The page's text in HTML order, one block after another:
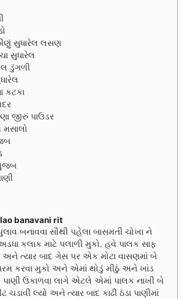
સુધારેલ લસણ
સુધારેલ
ડુંગળી
કટકા
જીરું પાઉડર
મસાલો
banavani rit
બનાવવા સૌથી પહેલા બાસમતી ચોખા ને
કલાક માટે પલાળી મુકો. હવે પાલક સાફ
અને ત્યાર બાદ ગેસ પર એક મોટા વાસણમાં બે
કરવા મુકો અને એમાં થોડું મીઠું અને ખાંડ
પાણી ઉકાળવા લાગે એટલે એમાં પાલક નાખી બે
ચડાવી લ્યો અને ત્યાર બાદ કાઢી ઠંડા પાણીમાં